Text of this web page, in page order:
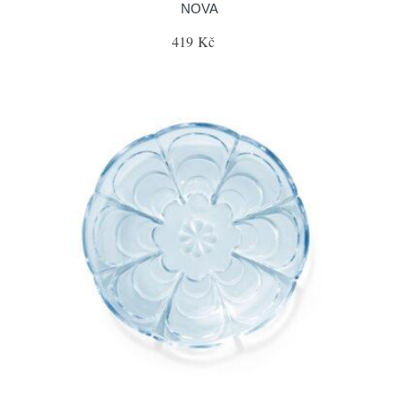
NOVA
419 Kč